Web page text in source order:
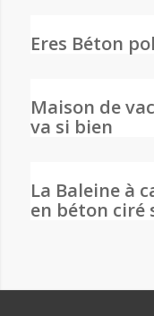
Eres Béton
Maison de
va si bien
La Baleine à
en béton ciré